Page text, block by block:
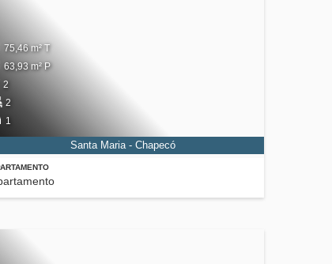
75,46 m² T
63,93 m² P
2
2
1
Santa Maria - Chapecó